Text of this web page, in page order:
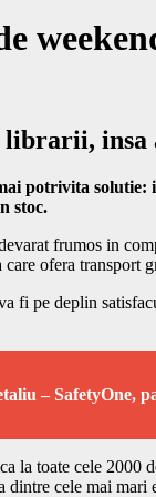
insa
potrivita solutie:
stoc.
frumos in
ofera transport
fi pe deplin
– SafetyOne,
la toate cele 2000
cele mai